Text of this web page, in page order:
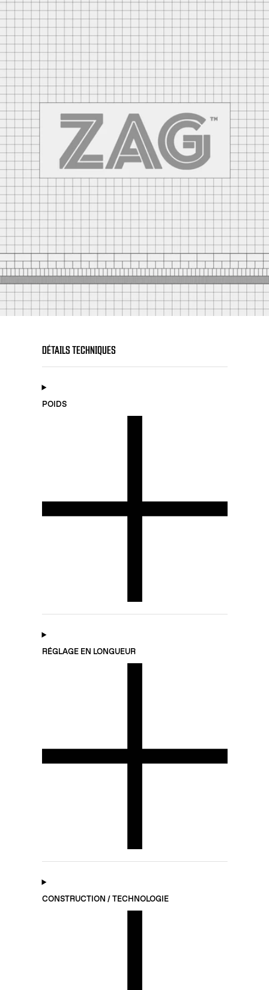
DÉTAILS TECHNIQUES
POIDS
RÉGLAGE EN LONGUEUR
CONSTRUCTION / TECHNOLOGIE